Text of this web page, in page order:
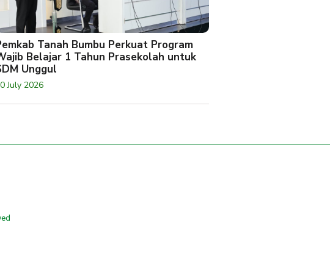
Tanah Bumbu Perkuat Program
Belajar 1 Tahun Prasekolah untuk
Unggul
July 2026